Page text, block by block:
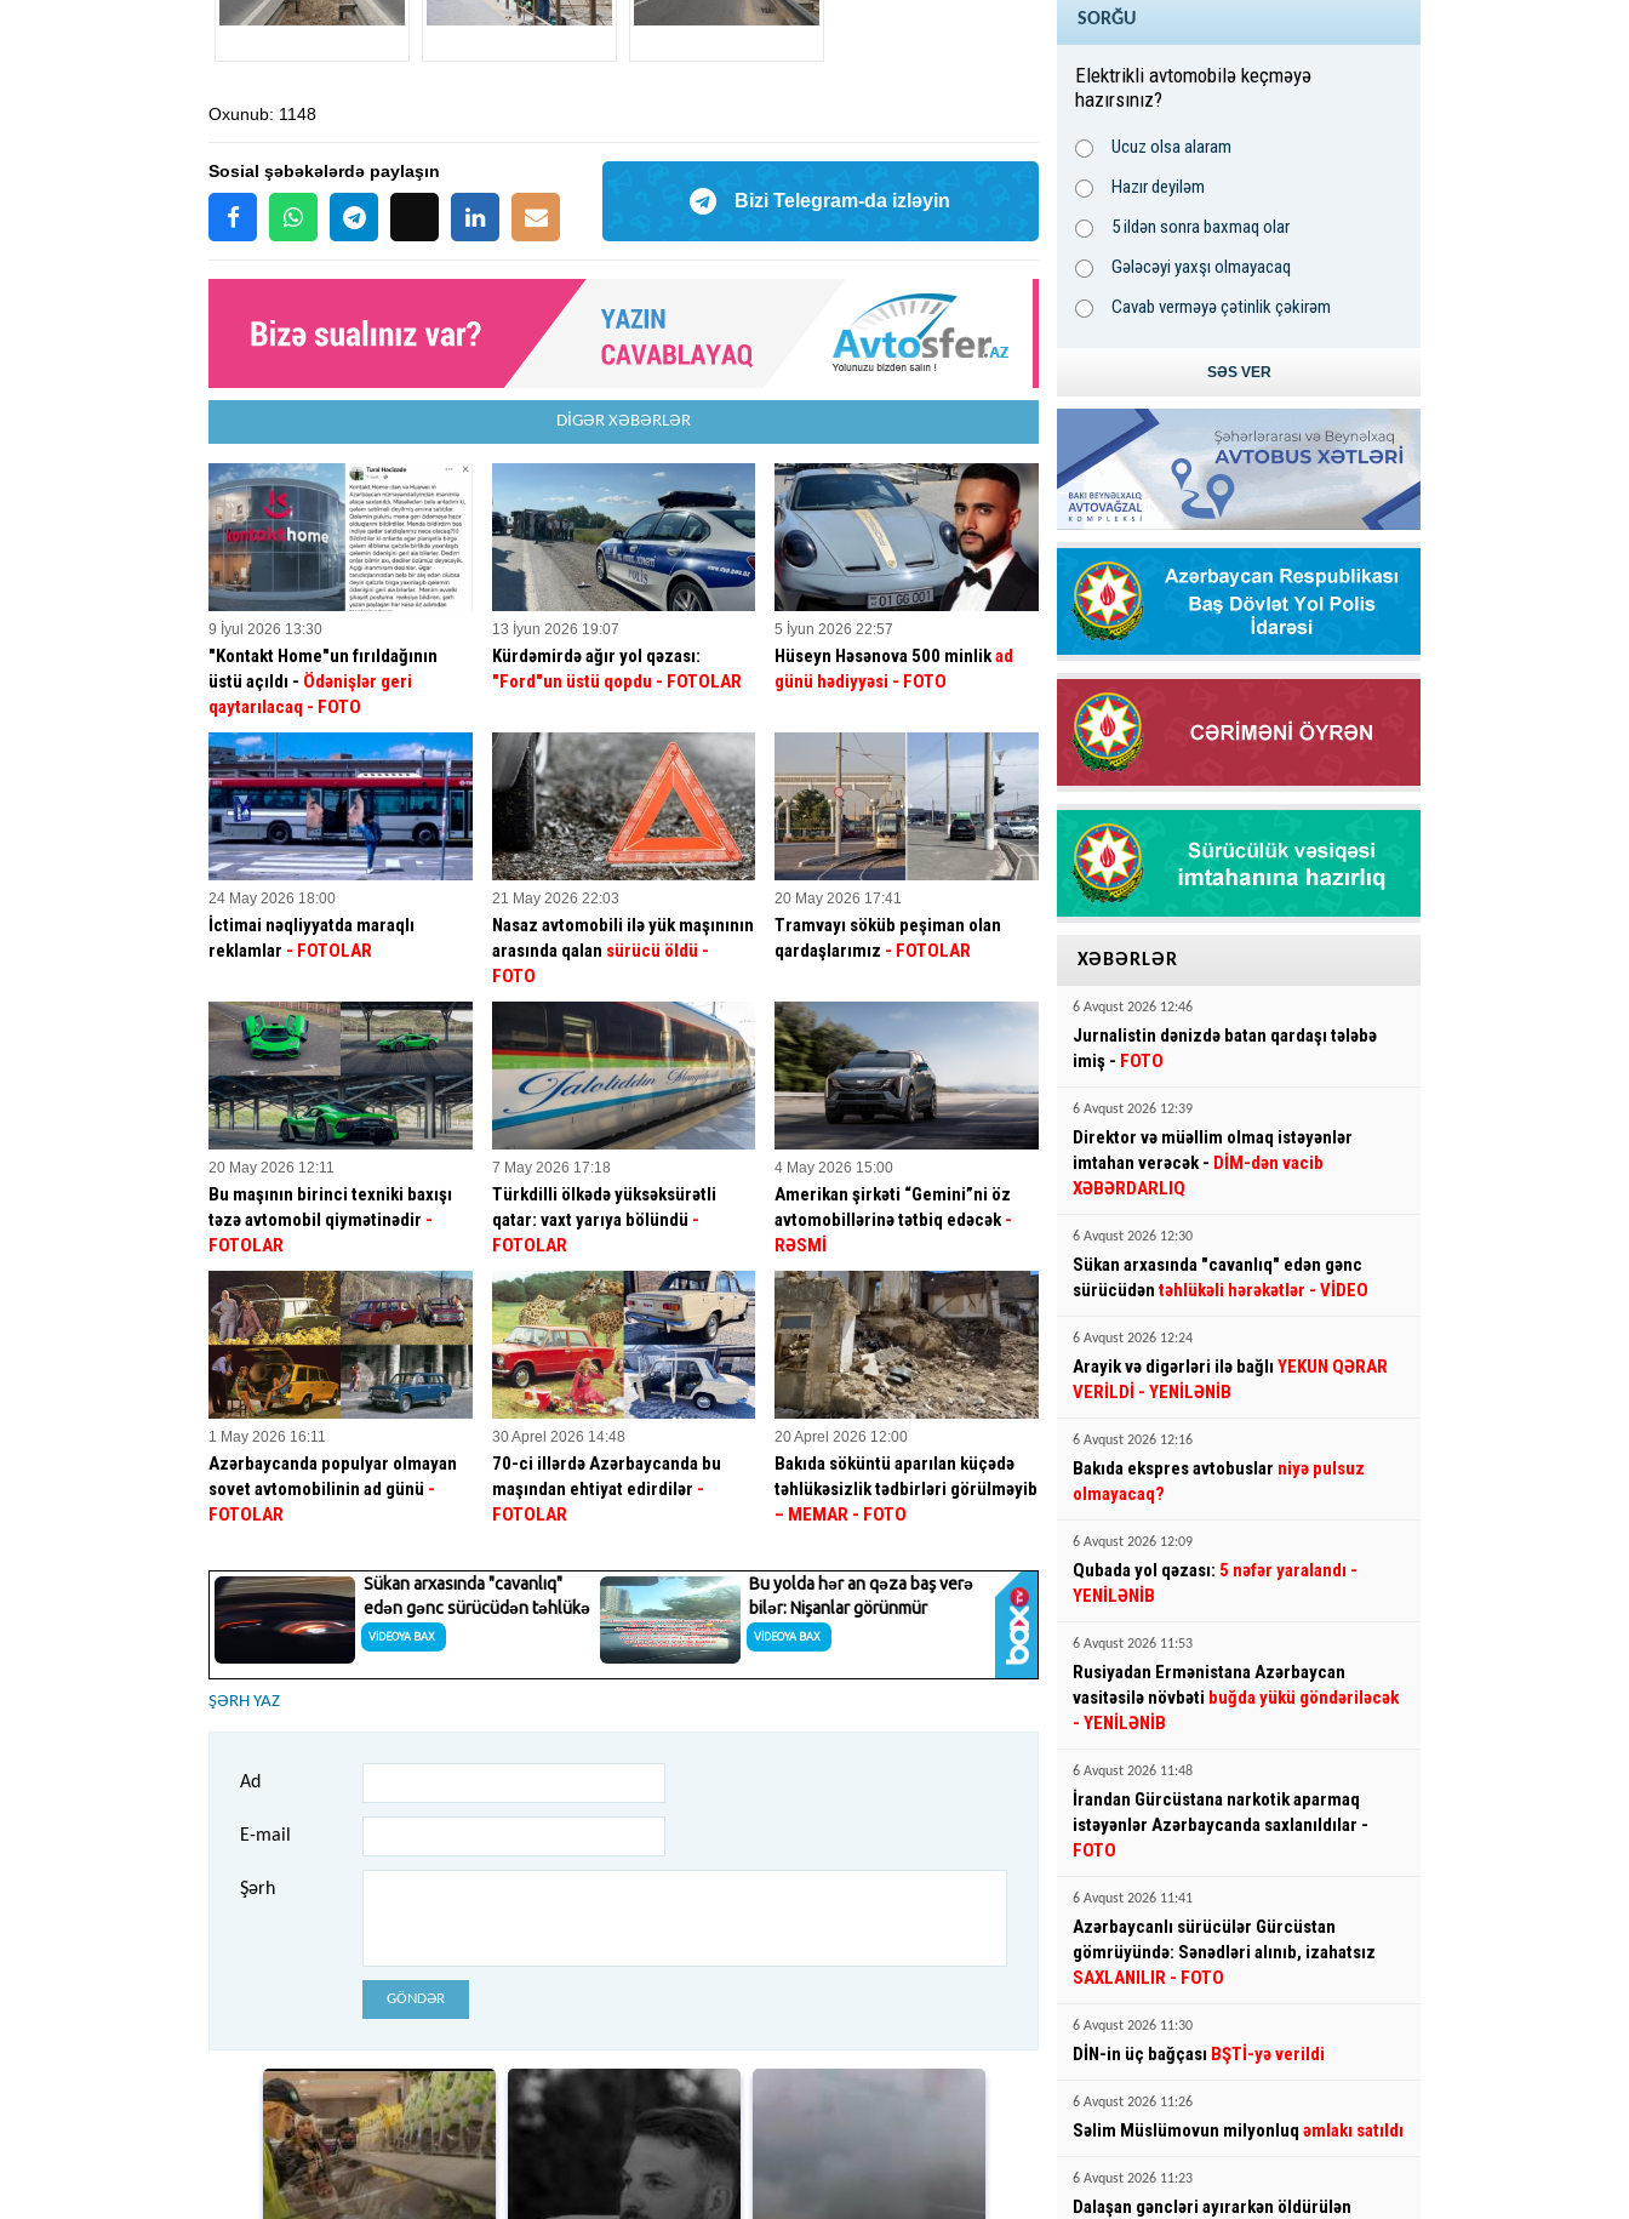
Oxunub: 1148
Sosial şəbəkələrdə paylaşın
Bizi Telegram-da izləyin
DİGƏR XƏBƏRLƏR
9 İyul 2026 13:30
"Kontakt Home"un fırıldağının
üstü açıldı - Ödənişlər geri
qaytarılacaq - FOTO
13 İyun 2026 19:07
Kürdəmirdə ağır yol qəzası:
"Ford"un üstü qopdu - FOTOLAR
5 İyun 2026 22:57
Hüseyn Həsənova 500 minlikad
günü hədiyyəsi - FOTO
24 May 2026 18:00
İctimai nəqliyyatda maraqlı
reklamlar - FOTOLAR
21 May 2026 22:03
Nasaz avtomobili ilə yük maşınının
arasında qalan sürücü öldü -
FOTO
20 May 2026 17:41
Tramvayı söküb peşiman olan
qardaşlarımız - FOTOLAR
20 May 2026 12:11
Bu maşının birinci texniki baxışı
təzə avtomobil qiymətinədir -
FOTOLAR
7 May 2026 17:18
Türkdilli ölkədə yüksəksürətli
qatar: vaxt yarıya bölündü -
FOTOLAR
4 May 2026 15:00
Amerikan şirkəti “Gemini”ni öz
avtomobillərinə tətbiq edəcək-
RƏSMİ
1 May 2026 16:11
Azərbaycanda populyar olmayan
sovet avtomobilinin ad günü -
FOTOLAR
30 Aprel 2026 14:48
70-ci illərdə Azərbaycanda bu
maşından ehtiyat edirdilər -
FOTOLAR
20 Aprel 2026 12:00
Bakıda söküntü aparılan küçədə
təhlükəsizlik tədbirləri görülməyib
– MEMAR - FOTO
ŞƏRH YAZ
Ad
E-mail
Şərh
GÖNDƏR
SORĞU
Elektrikli avtomobilə keçməyə
hazırsınız?
Ucuz olsa alaram
Hazır deyiləm
5 ildən sonra baxmaq olar
Gələcəyi yaxşı olmayacaq
Cavab verməyə çətinlik çəkirəm
XƏBƏRLƏR
6 Avqust 2026 12:46
Jurnalistin dənizdə batan qardaşı tələbə
imiş - FOTO
6 Avqust 2026 12:39
Direktor və müəllim olmaq istəyənlər
imtahan verəcək - DİM-dən vacib
XƏBƏRDARLIQ
6 Avqust 2026 12:30
Sükan arxasında "cavanlıq" edən gənc
sürücüdən təhlükəli hərəkətlər - VİDEO
6 Avqust 2026 12:24
Arayik və digərləri ilə bağlı YEKUN QƏRAR
VERİLDİ - YENİLƏNİB
6 Avqust 2026 12:16
Bakıda ekspres avtobuslar niyə pulsuz
olmayacaq?
6 Avqust 2026 12:09
Qubada yol qəzası: 5 nəfər yaralandı -
YENİLƏNİB
6 Avqust 2026 11:53
Rusiyadan Ermənistana Azərbaycan
vasitəsilə növbəti buğda yükü göndəriləcək
- YENİLƏNİB
6 Avqust 2026 11:48
İrandan Gürcüstana narkotik aparmaq
istəyənlər Azərbaycanda saxlanıldılar -
FOTO
6 Avqust 2026 11:41
Azərbaycanlı sürücülər Gürcüstan
gömrüyündə: Sənədləri alınıb, izahatsız
SAXLANILIR - FOTO
6 Avqust 2026 11:30
DİN-in üç bağçası BŞTİ-yə verildi
6 Avqust 2026 11:26
Səlim Müslümovun milyonluq əmlakı satıldı
6 Avqust 2026 11:23
Dalaşan gəncləri ayırarkən öldürülən